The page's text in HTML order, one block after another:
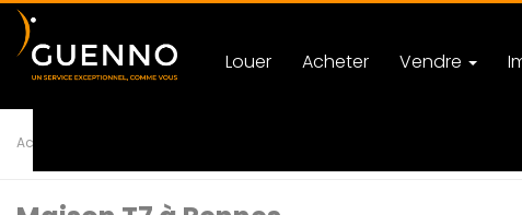
Louer Acheter Vendre
Accueil